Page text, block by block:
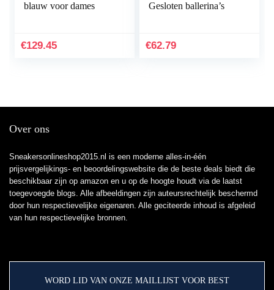
blauw voor dames
€129.45
Gesloten ballerina’s
€62.79
Over ons
Sneakersonlineshop2015.nl is een moderne alles-in-één
prijsvergelijkings- en beoordelingswebsite die de beste deals biedt die
beschikbaar zijn op amazon en u op de hoogte houdt via de laatst
toegevoegde blogs. Alle afbeeldingen zijn auteursrechtelijk beschermd
door hun respectievelijke eigenaren. Alle geciteerde inhoud is afgeleid
van hun respectievelijke bronnen.
WORD LID VAN ONZE MAILLIJST VOOR BEST